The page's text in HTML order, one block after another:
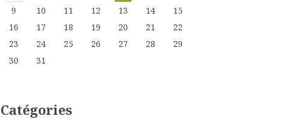
9
10 11 12 13 14
15
16
17 18 19 20 21
22
23
24 25 26 27 28
29
30
31
Catégories